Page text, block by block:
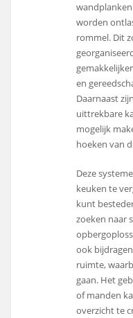
worden
rommel. Dit
en
Daarnaast
uittrekbare
mogelijk
hoeken van
Deze
keuken te
kunt
zoeken naar
ook
ruimte,
gaan. Het
of manden
overzicht te